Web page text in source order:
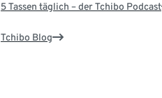
5 Tassen täglich – der Tchibo Podcast
Tchibo Blog